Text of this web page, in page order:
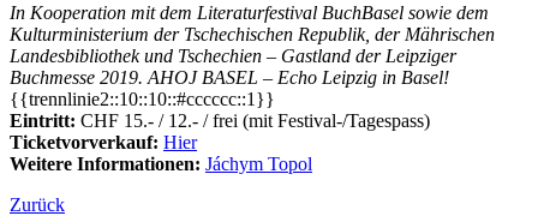
In Kooperation mit dem Literaturfestival BuchBasel sowie dem
Kulturministerium der Tschechischen Republik, der Mährischen
Landesbibliothek und Tschechien – Gastland der Leipziger
Buchmesse 2019. AHOJ BASEL – Echo Leipzig in Basel!
{{trennlinie2::10::10::#cccccc::1}}
Eintritt: CHF 15.- / 12.- / frei (mit Festival-/Tagespass)
Ticketvorverkauf: Hier
Weitere Informationen: Jáchym Topol
Zurück